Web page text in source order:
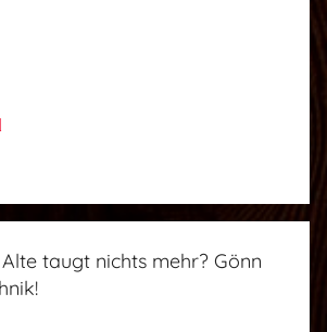
taugt nichts mehr? Gönn